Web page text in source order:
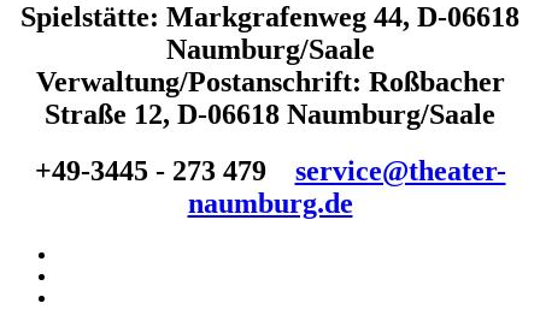
Spielstätte: Markgrafenweg 44, D-06618
Naumburg/Saale
Verwaltung/Postanschrift: Roßbacher
Straße 12, D-06618 Naumburg/Saale
+49-3445 - 273 479
service@theater-
naumburg.de